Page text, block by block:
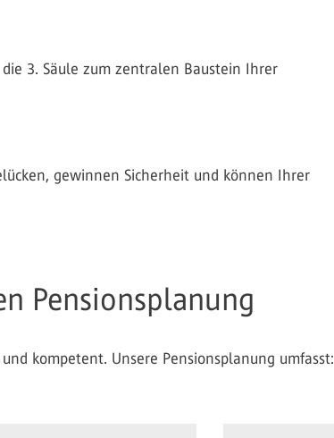
3. Säule zum zentralen Baustein Ihrer
gewinnen Sicherheit und können Ihrer
Pensionsplanung
kompetent. Unsere Pensionsplanung umfasst: